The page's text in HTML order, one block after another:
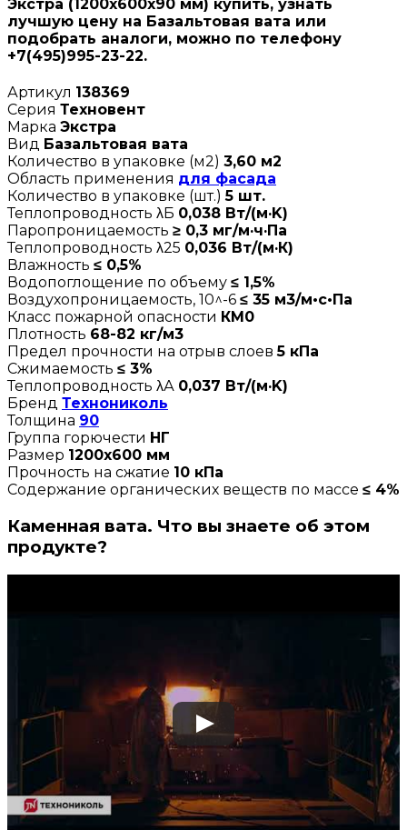
Экстра (1200х600х90 мм) купить, узнать
лучшую цену на Базальтовая вата или
подобрать аналоги, можно по телефону
+7(495)995-23-22.
Артикул 138369
Серия Техновент
Марка Экстра
Вид Базальтовая вата
Количество в упаковке (м2) 3,60 м2
Область применения для фасада
Количество в упаковке (шт.)5 шт.
Теплопроводность λБ 0,038 Вт/(м·K)
Паропроницаемость ≥ 0,3 мг/м·ч·Па
Теплопроводность λ25 0,036 Вт/(м·К)
Влажность ≤ 0,5%
Водопоглощение по объему ≤ 1,5%
Воздухопроницаемость, 10^-6 ≤ 35 м3/м•с•Па
Класс пожарной опасности КМ0
Плотность 68-82 кг/м3
Предел прочности на отрыв слоев5 кПа
Сжимаемость ≤ 3%
Теплопроводность λА 0,037 Вт/(м·K)
Бренд Технониколь
Толщина 90
Группа горючести НГ
Размер 1200х600 мм
Прочность на сжатие 10 кПа
Содержание органических веществ по массе ≤ 4%
Каменная вата. Что вы знаете об этом
продукте?